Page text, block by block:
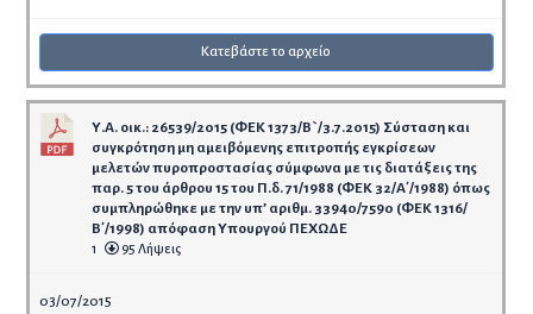
Κατεβάστε το αρχείο
Υ.Α. οικ.: 26539/2015 (ΦΕΚ 1373/Β`/3.7.2015) Σύσταση και
συγκρότηση μη αμειβόμενης επιτροπής εγκρίσεων
μελετών πυροπροστασίας σύμφωνα με τις διατάξεις της
παρ. 5 του άρθρου 15 του Π.δ. 71/1988 (ΦΕΚ 32/Α΄/1988) όπως
συμπληρώθηκε με την υπ’ αριθμ. 33940/7590 (ΦΕΚ 1316/
Β΄/1998) απόφαση Υπουργού ΠΕΧΩΔΕ
1 95 Λήψεις
03/07/2015